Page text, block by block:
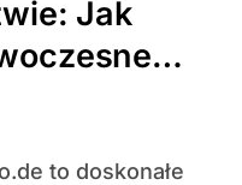
Jak